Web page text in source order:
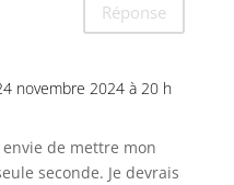
Réponse
novembre 2024 à 20 h
envie de mettre mon
seconde. Je devrais